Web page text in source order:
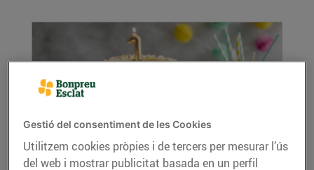
Pastís de xocolata i formatge
Gestió del consentiment de les Cookies
Utilitzem cookies pròpies i de tercers per mesurar l’ús
del web i mostrar publicitat basada en un perfil